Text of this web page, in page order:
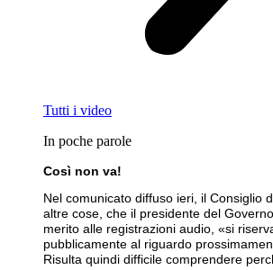
Tutti i video
In poche parole
Così non va!
Nel comunicato diffuso ieri, il Consiglio
altre cose, che il presidente del
merito alle registrazioni audio, «si
pubblicamente al riguardo
Risulta quindi difficile comprendere